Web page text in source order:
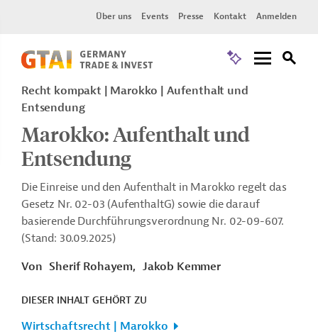
Über uns Events Presse Kontakt Anmelden
Recht kompakt | Marokko | Aufenthalt und
Entsendung
Marokko: Aufenthalt und
Entsendung
Die Einreise und den Aufenthalt in Marokko regelt das
Gesetz Nr. 02-03 (AufenthaltG) sowie die darauf
basierende Durchführungsverordnung Nr. 02-09-607.
(Stand: 30.09.2025)
Von Sherif Rohayem, Jakob Kemmer
DIESER INHALT GEHÖRT ZU
Wirtschaftsrecht | Marokko